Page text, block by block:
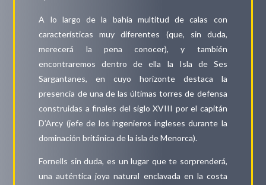
A lo largo de la bahía multitud de calas con
características muy diferentes (que, sin duda,
merecerá la pena conocer), y también
encontraremos dentro de ella la Isla de Ses
Sargantanes, en cuyo horizonte destaca la
presencia de una de las últimas torres de defensa
construidas a finales del siglo XVIII por el capitán
D’Arcy (jefe de los ingenieros ingleses durante la
dominación británica de la isla de Menorca).
Fornells sin duda, es un lugar que te sorprenderá,
una auténtica joya natural enclavada en la costa